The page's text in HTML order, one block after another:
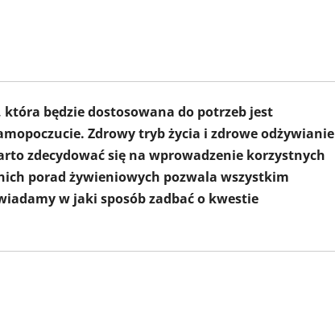
będzie dostosowana do potrzeb jest
Zdrowy tryb życia i zdrowe odżywianie
zdecydować się na wprowadzenie korzystnych
porad żywieniowych pozwala wszystkim
w jaki sposób zadbać o kwestie